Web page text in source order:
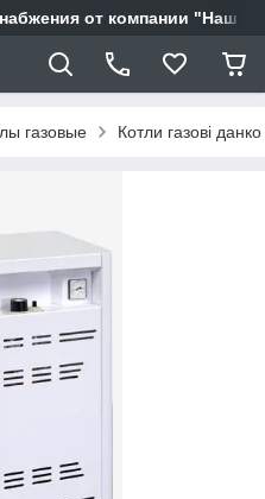
от компании "Наш
газовые Котли газові